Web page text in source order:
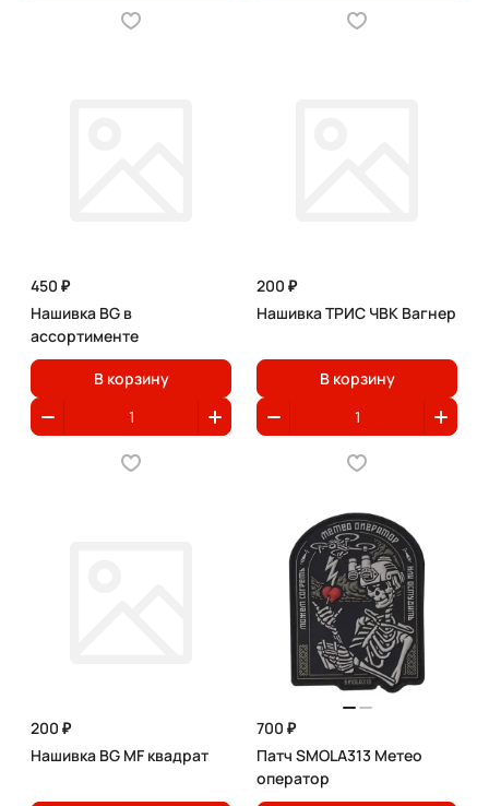
450 ₽
Нашивка BG в
ассортименте
В корзину
200 ₽
Нашивка ТРИС ЧВК Вагнер
В корзину
200 ₽
Нашивка BG MF квадрат
700 ₽
Патч SMOLA313 Метео
оператор